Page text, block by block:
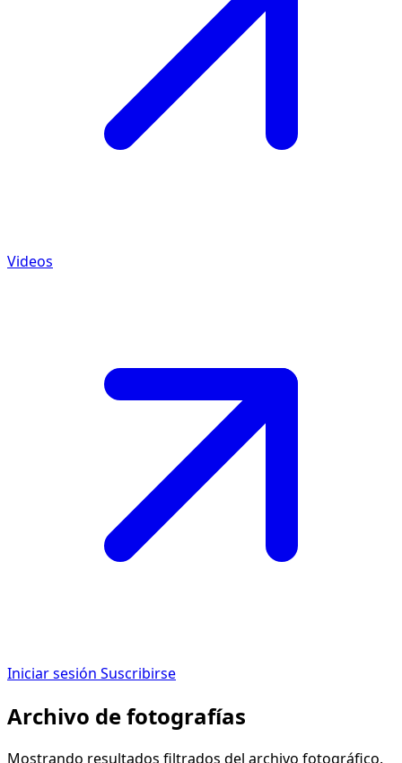
Videos
Iniciar sesión Suscribirse
Archivo de fotografías
Mostrando resultados filtrados del archivo fotográfico.